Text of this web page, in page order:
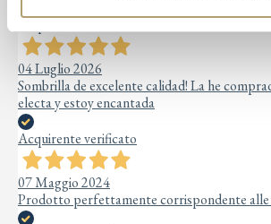
04 Luglio 2026
Sombrilla de excelente calidad! La he
electa y estoy encantada
Acquirente verificato
07 Maggio 2024
Prodotto perfettamente corrispondente